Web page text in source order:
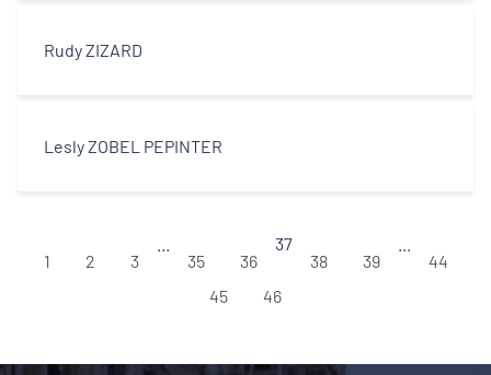
Rudy ZIZARD
Lesly ZOBEL PEPINTER
1 2 3
35
36
37
38
39
44
45
46